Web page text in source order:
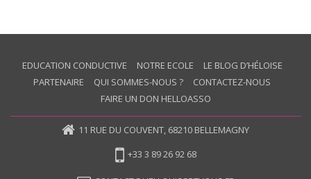
EDUCATION CONDUCTIVE NOTRE ECOLE
LE BLOG D’HÉLOISE
PARTENAIRE
QUI SOMMES-NOUS ?
CONTACTEZ-NOUS
FAIRE UN DON HELLOASSO
11 RUE DU COUVENT, 68210 BELLEMAGNY
+33 3 89 26 92 68